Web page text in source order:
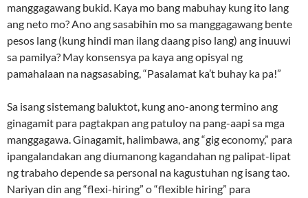
manggagawang bukid. Kaya mo bang mabuhay kung ito lang
ang neto mo? Ano ang sasabihin mo sa manggagawang bente
pesos lang (kung hindi man ilang daang piso lang) ang inuuwi
sa pamilya? May konsensya pa kaya ang opisyal ng
pamahalaan na nagsasabing, “Pasalamat ka’t buhay ka pa!”
Sa isang sistemang baluktot, kung ano-anong termino ang
ginagamit para pagtakpan ang patuloy na pang-aapi sa mga
manggagawa. Ginagamit, halimbawa, ang “gig economy,” para
ipangalandakan ang diumanong kagandahan ng palipat-lipat
ng trabaho depende sa personal na kagustuhan ng isang tao.
Nariyan din ang “flexi-hiring” o “flexible hiring” para